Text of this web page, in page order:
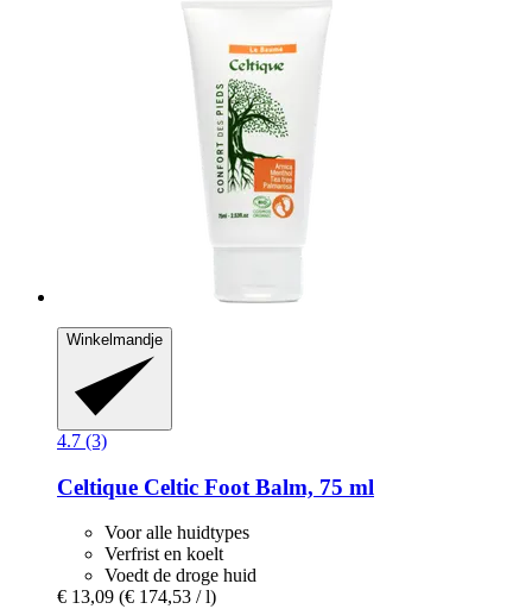
Winkelmandje
4.7 (3)
Celtique Celtic Foot Balm, 75 ml
Voor alle huidtypes
Verfrist en koelt
Voedt de droge huid
€ 13,09 (€ 174,53 / l)